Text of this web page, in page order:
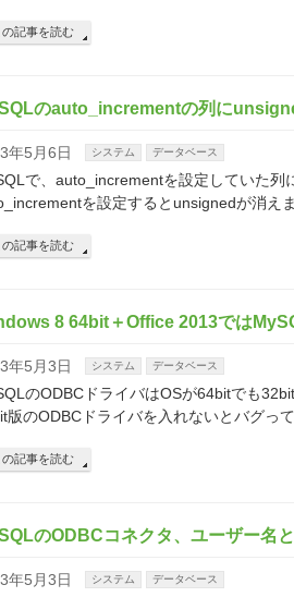
の記事を読む
のauto_incrementの列に
年5月6日 システム データベース
で、auto_incrementを設定していた列
を設定するとunsignedが消え
の記事を読む
8 64bit＋Office 2013では
年5月3日 システム データベース
のODBCドライバはOSが64bitでも
版のODBCドライバを入れないとバグっ
の記事を読む
のODBCコネクタ、ユーザー名
年5月3日 システム データベース